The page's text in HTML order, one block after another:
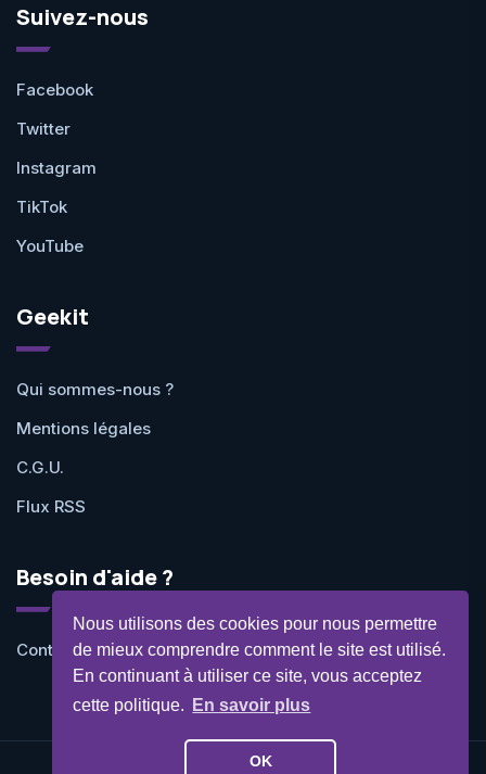
Nous utilisons des cookies pour nous permettre
de mieux comprendre comment le site est utilisé.
En continuant à utiliser ce site, vous acceptez
cette politique.
En savoir plus
OK
Suivez-nous
Facebook
Twitter
Instagram
TikTok
YouTube
Geekit
Qui sommes-nous ?
Mentions légales
C.G.U.
Flux RSS
Besoin d'aide ?
Contactez-nous